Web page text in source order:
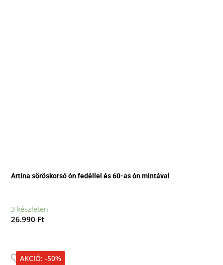
Artina söröskorsó ón fedéllel és 60-as ón mintával
3 készleten
26.990 Ft
AKCIÓ: -50%